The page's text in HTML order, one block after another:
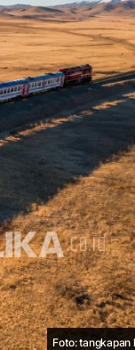
Foto: tangkapan